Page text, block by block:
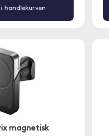
i handlekurven
magnetisk